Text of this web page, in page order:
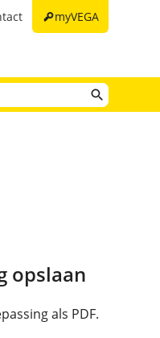
keymyVEGA
opslaan
als PDF.